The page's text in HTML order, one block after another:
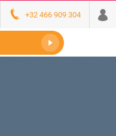
+32 466 909 304